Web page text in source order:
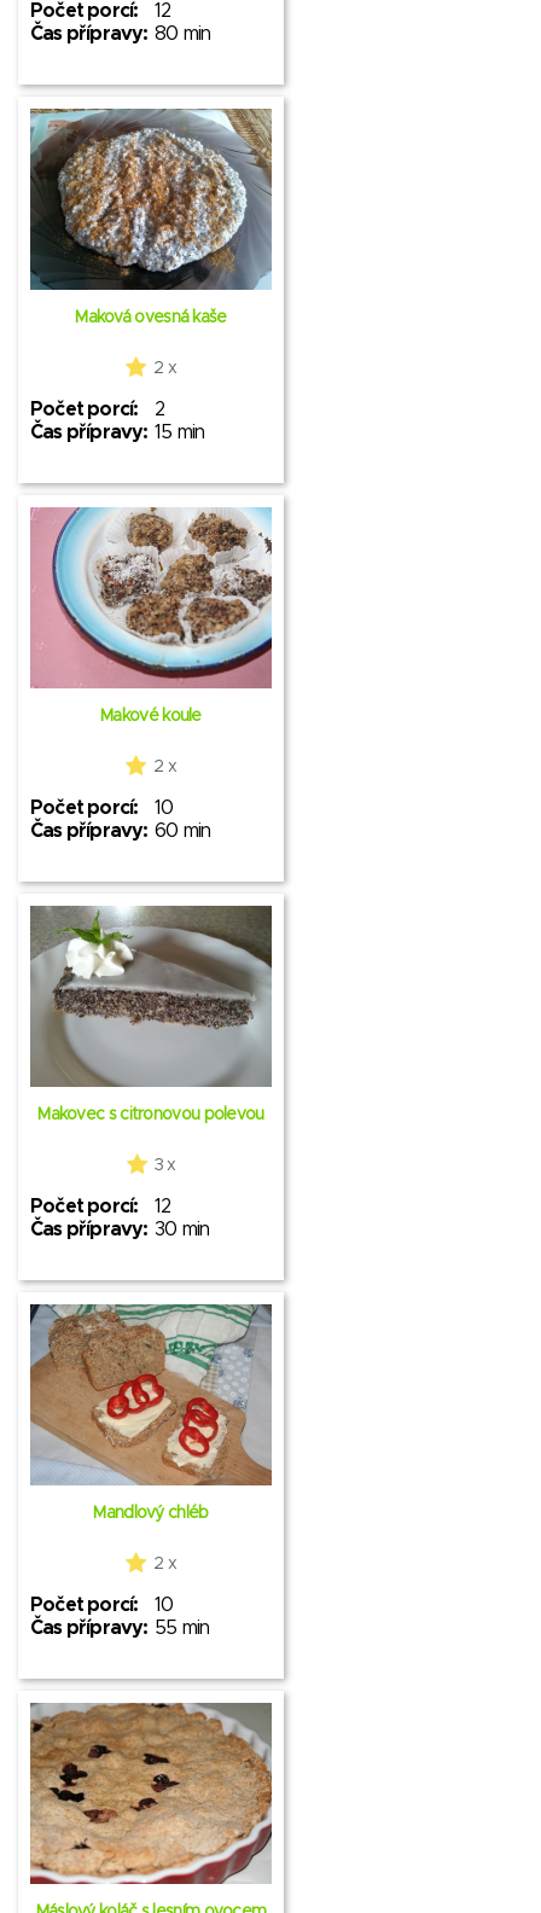
Počet porcí:
12
Čas přípravy: 80 min
Maková ovesná kaše
2 x
Počet porcí:
2
Čas přípravy: 15 min
Makové koule
2 x
Počet porcí:
10
Čas přípravy: 60 min
Makovec s citronovou polevou
3 x
Počet porcí:
12
Čas přípravy: 30 min
Mandlový chléb
2 x
Počet porcí:
10
Čas přípravy: 55 min